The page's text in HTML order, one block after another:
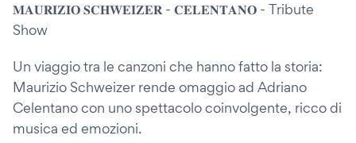
𝐌𝐀𝐔𝐑𝐈𝐙𝐈𝐎 𝐒𝐂𝐇𝐖𝐄𝐈𝐙𝐄𝐑 - 𝐂𝐄𝐋𝐄𝐍𝐓𝐀𝐍𝐎 - Tribute
Show
Un viaggio tra le canzoni che hanno fatto la storia:
Maurizio Schweizer rende omaggio ad Adriano
Celentano con uno spettacolo coinvolgente, ricco di
musica ed emozioni.